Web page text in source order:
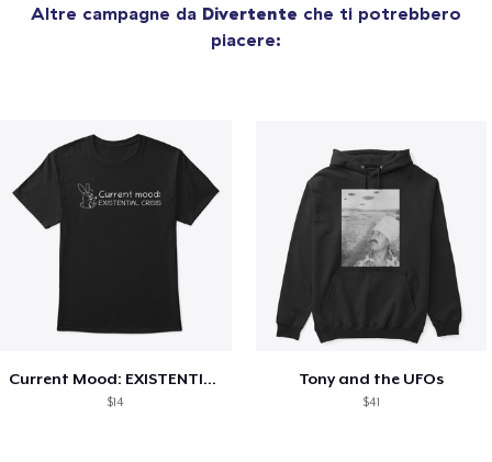
Altre campagne da Divertente che ti potrebbero
piacere:
Current Mood: EXISTENTIAL CRISIS
$14
Tony and the UFOs
$41